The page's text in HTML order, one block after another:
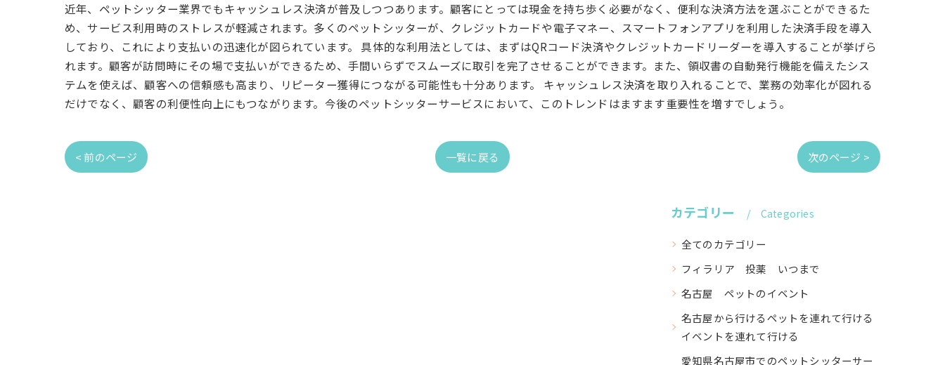
近年、ペットシッター業界でもキャッシュレス決済が普及しつつあります。顧客にとっては現金を持ち歩く必要がなく、便利な決済方法を選ぶことができるた
め、サービス利用時のストレスが軽減されます。多くのペットシッターが、クレジットカードや電子マネー、スマートフォンアプリを利用した決済手段を導入
しており、これにより支払いの迅速化が図られています。 具体的な利用法としては、まずはQRコード決済やクレジットカードリーダーを導入することが挙げら
れます。顧客が訪問時にその場で支払いができるため、手間いらずでスムーズに取引を完了させることができます。また、領収書の自動発行機能を備えたシス
テムを使えば、顧客への信頼感も高まり、リピーター獲得につながる可能性も十分あります。 キャッシュレス決済を取り入れることで、業務の効率化が図れる
だけでなく、顧客の利便性向上にもつながります。今後のペットシッターサービスにおいて、このトレンドはますます重要性を増すでしょう。
< 前のページ 一覧に戻る 次のページ >
カテゴリー Categories
全てのカテゴリー
フィラリア 投薬 いつまで
名古屋 ペットのイベント
名古屋から行けるペットを連れて行ける
イベントを連れて行ける
愛知県名古屋市でのペットシッターサー